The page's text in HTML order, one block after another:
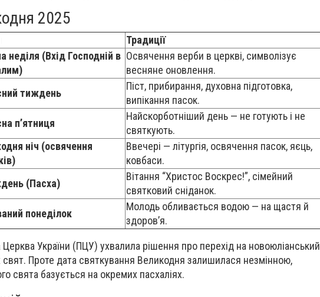
2025
Традиції
неділя (Вхід Господній в Освячення верби в церкві, символізує
весняне оновлення.
тиждень
Піст, прибирання, духовна підготовка,
випікання пасок.
п’ятниця
Найскорботніший день — не готують і не
святкують.
ніч (освячення
Ввечері — літургія, освячення пасок, яєць,
ковбаси.
(Пасха)
Вітання “Христос Воскрес!”, сімейний
святковий сніданок.
понеділок
Молодь обливається водою — на щастя й
здоров’я.
України (ПЦУ) ухвалила рішення про перехід на новоюліанський
Проте дата святкування Великодня залишилася незмінною,
свята базується на окремих пасхаліях.